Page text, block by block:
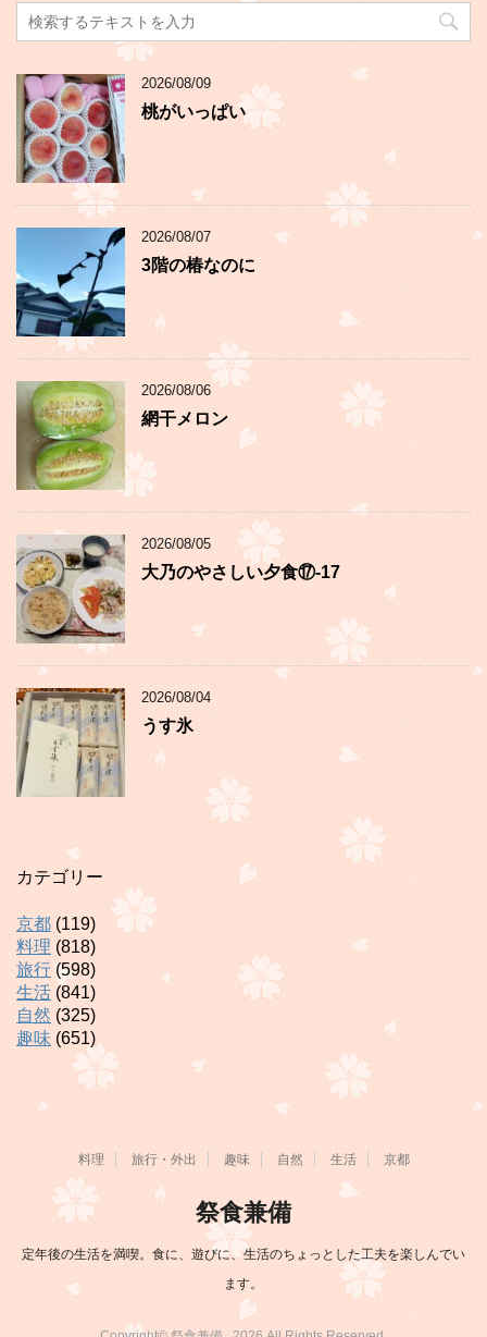
2026/08/09
桃がいっぱい
2026/08/07
3階の椿なのに
2026/08/06
網干メロン
2026/08/05
大乃のやさしい夕食⑰-17
2026/08/04
うす氷
カテゴリー
京都 (119)
料理 (818)
旅行(598)
生活 (841)
自然 (325)
趣味 (651)
料理 旅行・外出 趣味 自然 生活 京都
祭食兼備
定年後の生活を満喫。食に、遊びに、生活のちょっとした工夫を楽しんでい
ます。